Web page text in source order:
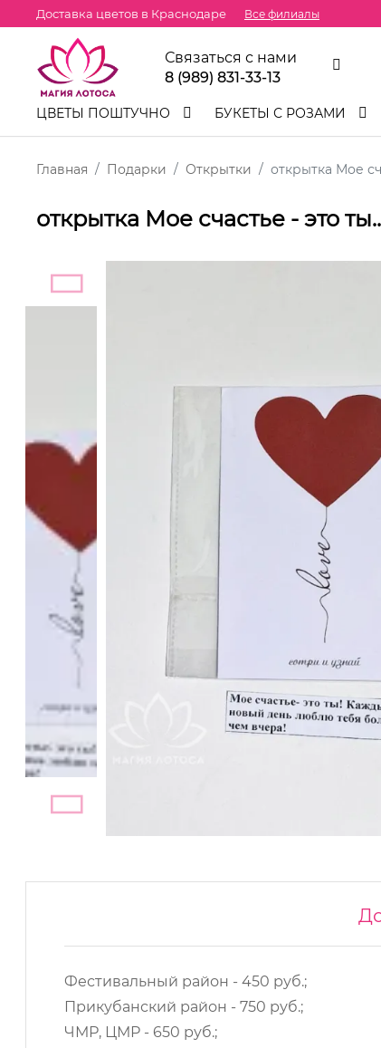
Доставка цветов в Краснодаре Все филиалы
Связаться с нами
8 (989) 831-33-13
ЦВЕТЫ ПОШТУЧНО БУКЕТЫ С РОЗАМИ
Главная Подарки Открытки открытка Мое
открытка Мое счастье - это
Фестивальный район - 450 руб.;
Прикубанский район - 750 руб.;
ЧМР, ЦМР - 650 руб.;